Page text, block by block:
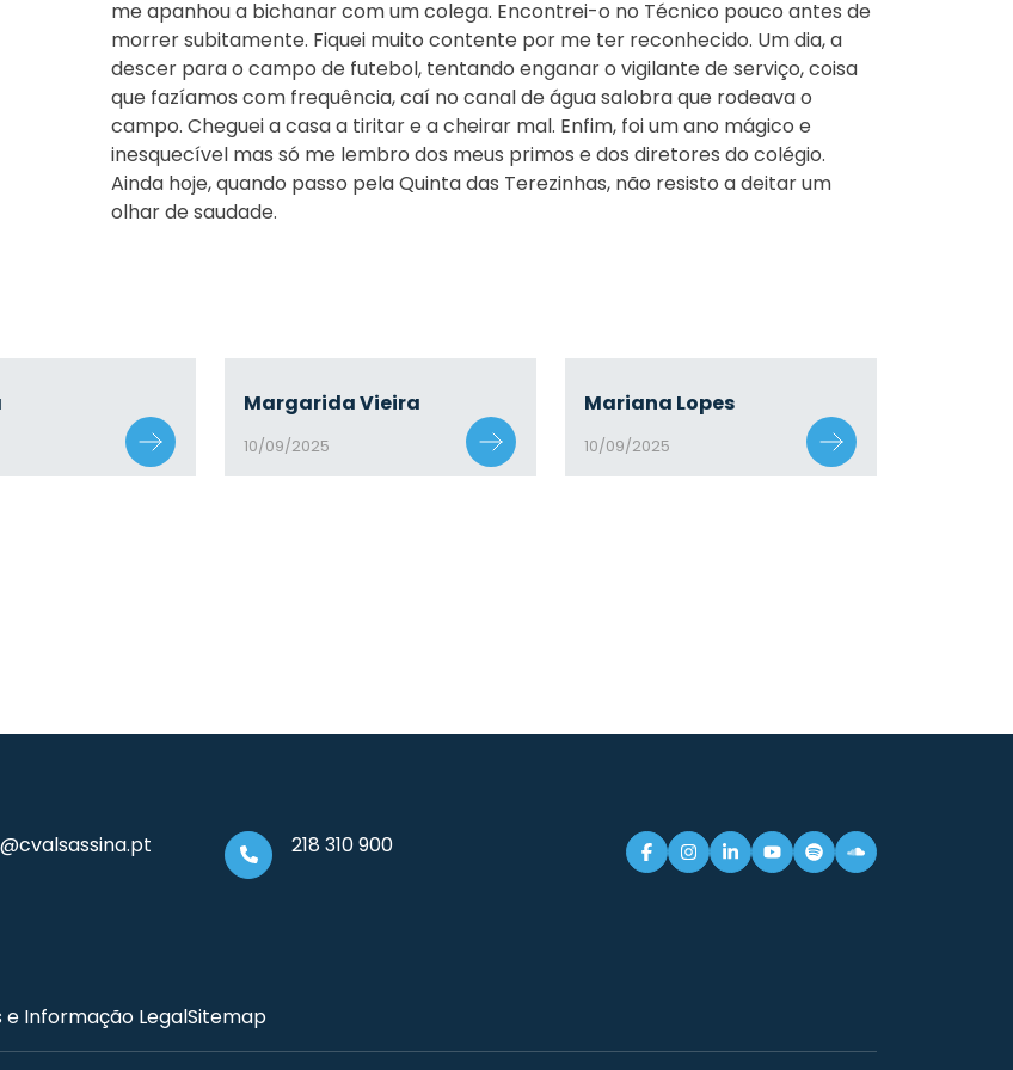
me apanhou a bichanar com um colega. Encontrei-o no Técnico pouco antes de
morrer subitamente. Fiquei muito contente por me ter reconhecido. Um dia, a
descer para o campo de futebol, tentando enganar o vigilante de serviço, coisa
que fazíamos com frequência, caí no canal de água salobra que rodeava o
campo. Cheguei a casa a tiritar e a cheirar mal. Enfim, foi um ano mágico e
inesquecível mas só me lembro dos meus primos e dos diretores do colégio.
Ainda hoje, quando passo pela Quinta das Terezinhas, não resisto a deitar um
olhar de saudade.
Margarida Vieira
10/09/2025
Mariana Lopes
10/09/2025
218 310 900
Informação LegalSitemap